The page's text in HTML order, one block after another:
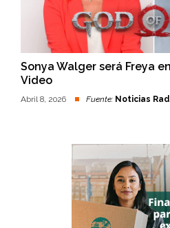
Sonya Walger será Freya
Video
Abril 8, 2026 Fuente: Noticias